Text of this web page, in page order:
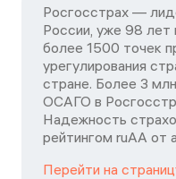
Росгосстрах —
России, уже 98 лет
более 1500 точек
урегулирования
стране. Более 3
ОСАГО в
Надежность
рейтингом ruАА от
Перейти на